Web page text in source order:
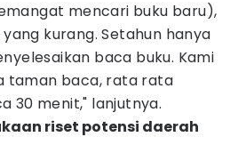
mencari buku baru),
kurang. Setahun hanya
baca buku. Kami
taman baca, rata rata
30 menit," lanjutnya.
riset potensi daerah